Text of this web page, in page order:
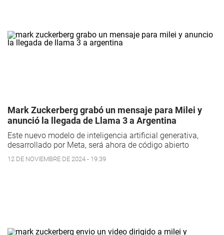
Mark Zuckerberg grabó un mensaje para Milei y
anunció la llegada de Llama 3 a Argentina
Este nuevo modelo de inteligencia artificial generativa,
desarrollado por Meta, será ahora de código abierto
12 DE NOVIEMBRE DE 2024 - 19:39